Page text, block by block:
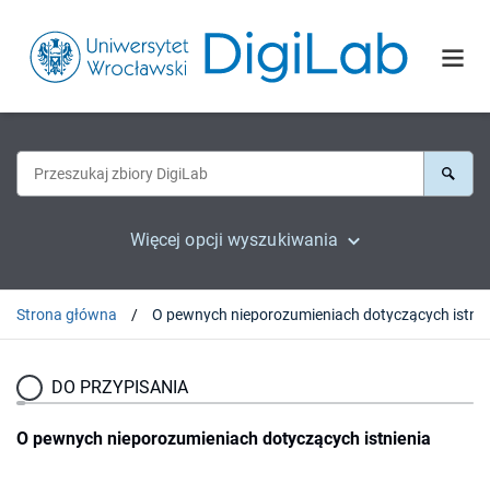
Więcej opcji wyszukiwania
Strona główna
DO PRZYPISANIA
O pewnych nieporozumieniach dotyczących istnienia